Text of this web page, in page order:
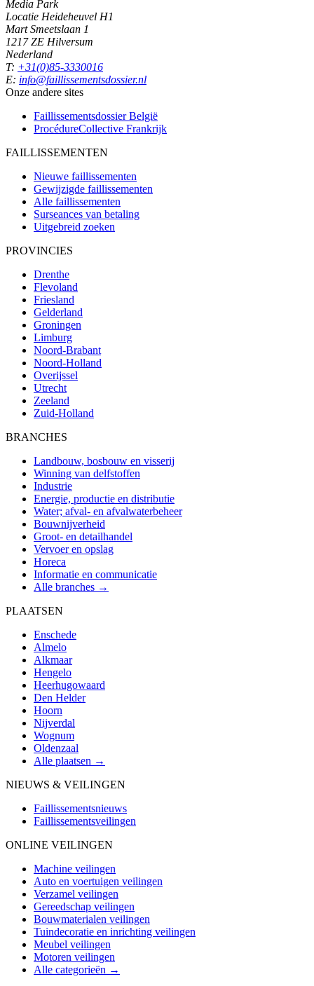
Media Park
Locatie Heideheuvel H1
Mart Smeetslaan 1
1217 ZE Hilversum
Nederland
T: +31(0)85-3330016
E: info@faillissementsdossier.nl
Onze andere sites
Faillissementsdossier België
ProcédureCollective Frankrijk
FAILLISSEMENTEN
Nieuwe faillissementen
Gewijzigde faillissementen
Alle faillissementen
Surseances van betaling
Uitgebreid zoeken
PROVINCIES
Drenthe
Flevoland
Friesland
Gelderland
Groningen
Limburg
Noord-Brabant
Noord-Holland
Overijssel
Utrecht
Zeeland
Zuid-Holland
BRANCHES
Landbouw, bosbouw en visserij
Winning van delfstoffen
Industrie
Energie, productie en distributie
Water; afval- en afvalwaterbeheer
Bouwnijverheid
Groot- en detailhandel
Vervoer en opslag
Horeca
Informatie en communicatie
Alle branches →
PLAATSEN
Enschede
Almelo
Alkmaar
Hengelo
Heerhugowaard
Den Helder
Hoorn
Nijverdal
Wognum
Oldenzaal
Alle plaatsen →
NIEUWS & VEILINGEN
Faillissementsnieuws
Faillissementsveilingen
ONLINE VEILINGEN
Machine veilingen
Auto en voertuigen veilingen
Verzamel veilingen
Gereedschap veilingen
Bouwmaterialen veilingen
Tuindecoratie en inrichting veilingen
Meubel veilingen
Motoren veilingen
Alle categorieën →